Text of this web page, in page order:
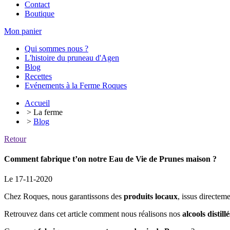
Contact
Boutique
Mon panier
Qui sommes nous ?
L'histoire du pruneau d'Agen
Blog
Recettes
Evénements à la Ferme Roques
Accueil
> La ferme
> Blog
Retour
Comment fabrique t’on notre Eau de Vie de Prunes maison ?
Le 17-11-2020
Chez Roques, nous garantissons des produits locaux, issus
Retrouvez dans cet article comment nous réalisons nos alcools